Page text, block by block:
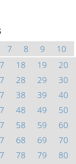
7 8 9
10
18 19
20
28 29
30
38 39
40
48 49
50
58 59
60
68 69
70
78 79
80